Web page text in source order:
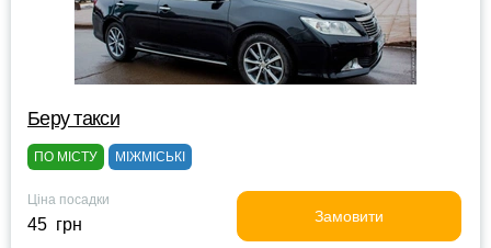
Беру такси
ПО МІСТУ МІЖМІСЬКІ
Ціна посадки
45 грн Замовити